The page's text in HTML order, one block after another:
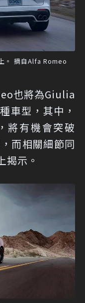
。 摘自Alfa Romeo
也將為Giulia
車型，其中，
將有機會突破
而相關細節同
揭示。